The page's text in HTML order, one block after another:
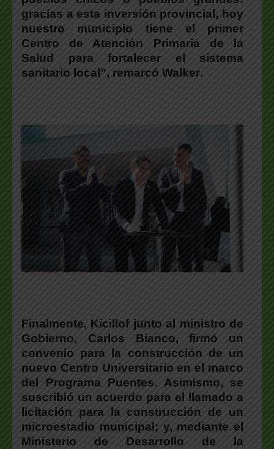
gracias a esta inversión provincial, hoy
nuestro municipio tiene el primer
Centro de Atención Primaria de la
Salud para fortalecer el sistema
sanitario local”, remarcó Walker.
Finalmente, Kicillof junto al ministro de
Gobierno, Carlos Bianco, firmó un
convenio para la construcción de un
nuevo Centro Universitario en el marco
del Programa Puentes. Asimismo, se
suscribió un acuerdo para el llamado a
licitación para la construcción de un
microestadio municipal; y, mediante el
Ministerio de Desarrollo de la